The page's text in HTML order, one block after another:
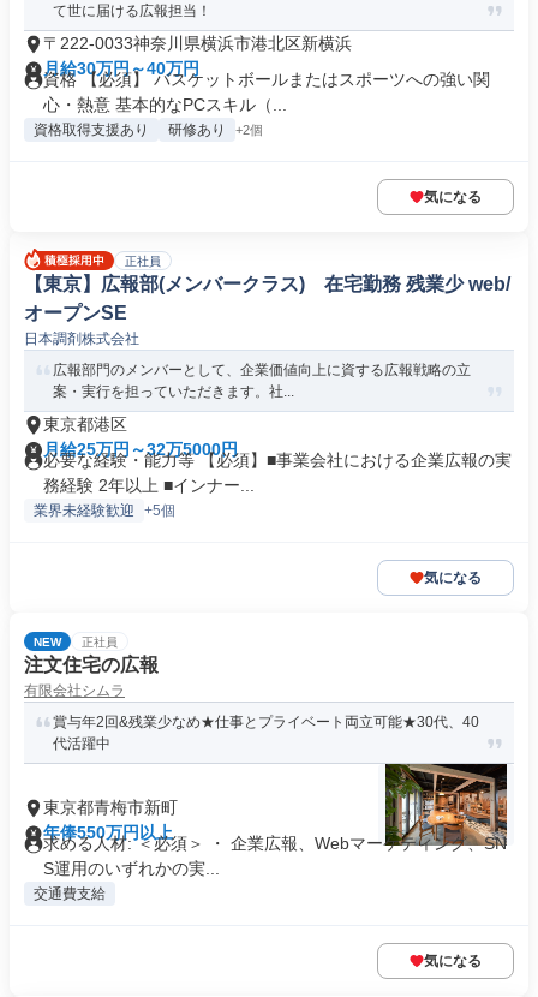
て世に届ける広報担当！
〒222-0033神奈川県横浜市港北区新横浜
月給30万円～40万円
資格 【必須】 バスケットボールまたはスポーツへの強い関
心・熱意 基本的なPCスキル（...
資格取得支援あり 研修あり +2個
気になる
正社員
【東京】広報部(メンバークラス) 在宅勤務 残業少 web/
オープンSE
日本調剤株式会社
広報部門のメンバーとして、企業価値向上に資する広報戦略の立
案・実行を担っていただきます。社...
東京都港区
月給25万円～32万5000円
必要な経験・能力等 【必須】■事業会社における企業広報の実
務経験 2年以上 ■インナー...
業界未経験歓迎 +5個
気になる
NEW 正社員
注文住宅の広報
有限会社シムラ
賞与年2回&残業少なめ★仕事とプライベート両立可能★30代、40
代活躍中
東京都青梅市新町
年俸550万円以上
求める人材: ＜必須＞ ・ 企業広報、Webマーケティング、SN
S運用のいずれかの実...
交通費支給
気になる